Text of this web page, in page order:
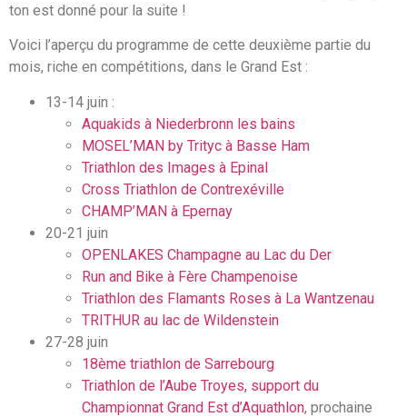
ton est donné pour la suite !
Voici l’aperçu du programme de cette deuxième partie du
mois, riche en compétitions, dans le Grand Est :
13-14 juin :
Aquakids à Niederbronn les bains
MOSEL’MAN by Trityc à Basse Ham
Triathlon des Images à Epinal
Cross Triathlon de Contrexéville
CHAMP’MAN à Epernay
20-21 juin
OPENLAKES Champagne au Lac du Der
Run and Bike à Fère Champenoise
Triathlon des Flamants Roses à La Wantzenau
TRITHUR au lac de Wildenstein
27-28 juin
18ème triathlon de Sarrebourg
Triathlon de l’Aube Troyes, support du
Championnat Grand Est d’Aquathlon, prochaine